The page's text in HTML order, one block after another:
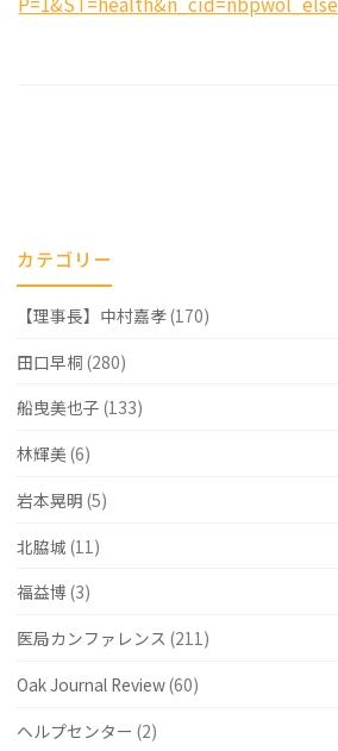
カテゴリー
【理事長】中村嘉孝(170)
田口早桐 (280)
船曳美也子 (133)
林輝美 (6)
岩本晃明 (5)
北脇城 (11)
福益博 (3)
医局カンファレンス (211)
Oak Journal Review(60)
ヘルプセンター (2)